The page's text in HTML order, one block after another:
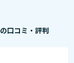
口コミ・評判